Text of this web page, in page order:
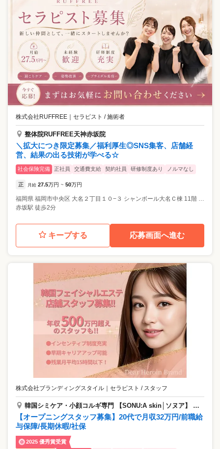
株式会社RUFFREE ｜ セラピスト / 施術者
整体院RUFFREE天神赤坂院
＼拡大につき限定募集／福利厚生◎SNS集客、店舗経
営、結果の出る技術が学べる☆
社会保険完備 正社員 交通費支給 契約社員 研修制度あり ノルマなし
正 月給 27.5万円 ~ 50万円
福岡県 福岡市中央区 大名２丁目１０−３ シャンボール大名Ｃ棟 11階 1107号室
赤坂駅 徒歩2分
キープする 応募画面へ進む
株式会社ブランディングスタイル セラピスト / スタッフ
韓国シミケア・小顔コルギ専門 【SONU:A skin│ソヌア】 シミ/コルギ天神店
【オープニングスタッフ募集】20代で月収32万円/前職給
与保障/長期休暇/社保
2025 優秀賞受賞